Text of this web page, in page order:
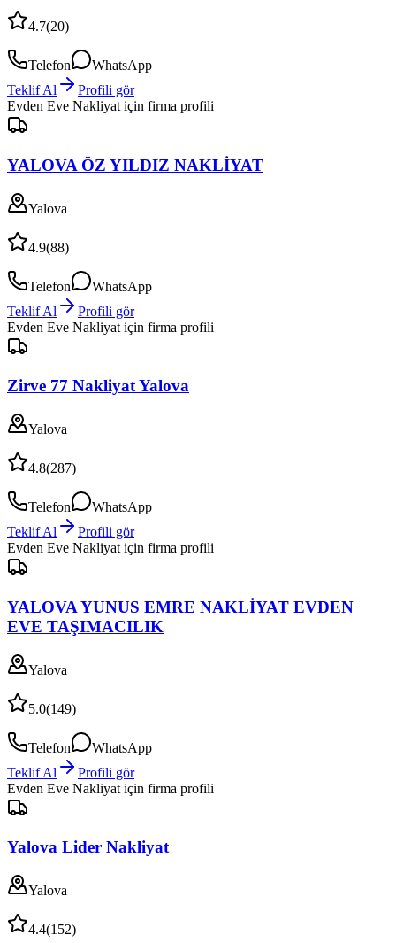
4.7(20)
Telefon
WhatsApp
Teklif Al
Profili gör
Evden Eve Nakliyat için firma profili
YALOVA ÖZ YILDIZ NAKLİYAT
Yalova
4.9(88)
Telefon
WhatsApp
Teklif Al
Profili gör
Evden Eve Nakliyat için firma profili
Zirve 77 Nakliyat Yalova
Yalova
4.8(287)
Telefon
WhatsApp
Teklif Al
Profili gör
Evden Eve Nakliyat için firma profili
YALOVA YUNUS EMRE NAKLİYAT EVDEN
EVE TAŞIMACILIK
Yalova
5.0(149)
Telefon
WhatsApp
Teklif Al
Profili gör
Evden Eve Nakliyat için firma profili
Yalova Lider Nakliyat
Yalova
4.4(152)